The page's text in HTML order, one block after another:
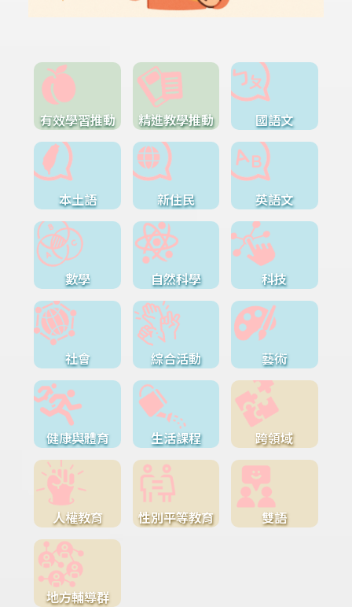
有效學習推動 精進教學推動 國語文
本土語 新住民 英語文
數學 自然科學 科技
社會 綜合活動 藝術
健康與體育 生活課程 跨領域
人權教育 性別平等教育 雙語
地方輔導群